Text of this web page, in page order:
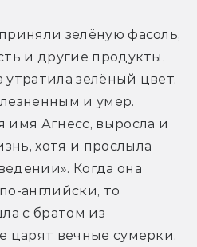
зелёную фасоль,
и другие продукты.
зелёный цвет.
и умер.
имя Агнесс, выросла и
хотя и прослыла
Когда она
английски, то
с братом из
царят вечные сумерки.